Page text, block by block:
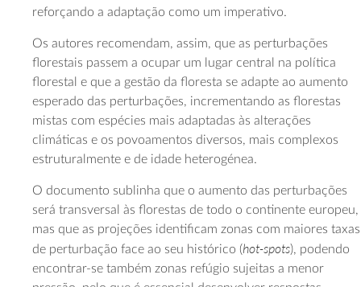
reforçando a adaptação como um imperativo.
Os autores recomendam, assim, que as perturbações
florestais passem a ocupar um lugar central na política
florestal e que a gestão da floresta se adapte ao aumento
esperado das perturbações, incrementando as florestas
mistas com espécies mais adaptadas às alterações
climáticas e os povoamentos diversos, mais complexos
estruturalmente e de idade heterogénea.
O documento sublinha que o aumento das perturbações
será transversal às florestas de todo o continente europeu,
mas que as projeções identificam zonas com maiores taxas
de perturbação face ao seu histórico (hot-spots), podendo
encontrar-se também zonas refúgio sujeitas a menor